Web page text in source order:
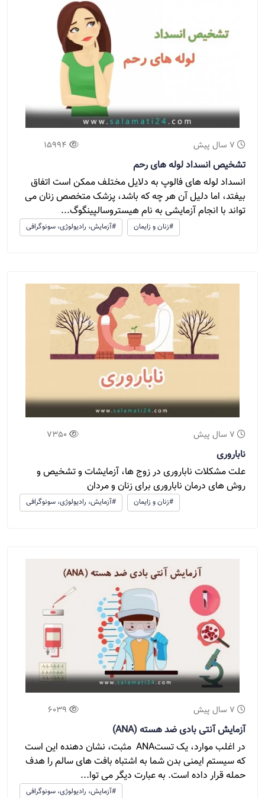
7 سال پیش 15994
تشخیص انسداد لوله های رحم
انسداد لوله های فالوپ به دلایل مختلف ممکن است اتفاق
بیفتد، اما دلیل آن هر چه که باشد، پزشک متخصص زنان می
تواند با انجام آزمایشی به نام هیستروسالپینگوگ...
#آزمایش، رادیولوژی، سونوگرافی #زنان و زایمان
7 سال پیش 7350
ناباروری
علت مشکلات ناباروری در زوج ها، آزمایشات و تشخیص و
روش های درمان ناباروری برای زنان و مردان
#آزمایش، رادیولوژی، سونوگرافی #زنان و زایمان
7 سال پیش 6039
آزمایش آنتی بادی ضد هسته (ANA)
در اغلب موارد، یک تستANA مثبت، نشان دهنده این است
که سیستم ایمنی بدن شما به اشتباه بافت های سالم را هدف
حمله قرار داده است. به عبارت دیگر می توا...
#آزمایش، رادیولوژی، سونوگرافی